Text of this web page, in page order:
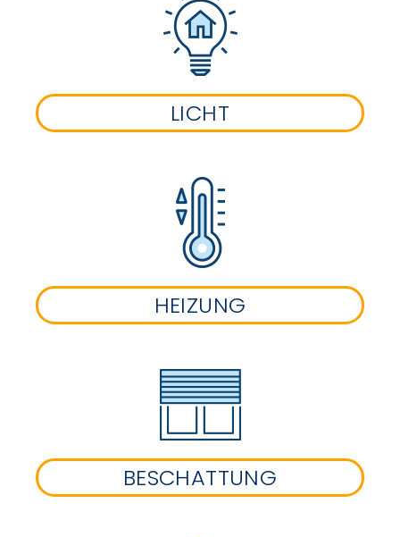
LICHT
HEIZUNG
BESCHATTUNG